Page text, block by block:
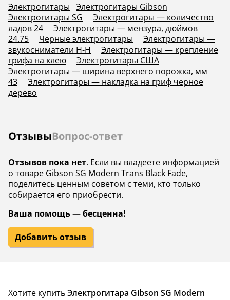
Электрогитары Электрогитары Gibson
Электрогитары SG
Электрогитары — количество
ладов 24
Электрогитары — мензура, дюймов
24.75
Черные электрогитары
Электрогитары —
звукосниматели H-H
Электрогитары — крепление
грифа на клею
Электрогитары США
Электрогитары — ширина верхнего порожка, мм
43
Электрогитары — накладка на гриф черное
дерево
ОтзывыВопрос-ответ
Отзывов пока нет. Если вы владеете информацией
о товаре Gibson SG Modern Trans Black Fade,
поделитесь ценным советом с теми, кто только
собирается его приобрести.
Ваша помощь — бесценна!
Добавить отзыв
Хотите купитьЭлектрогитара Gibson SG Modern